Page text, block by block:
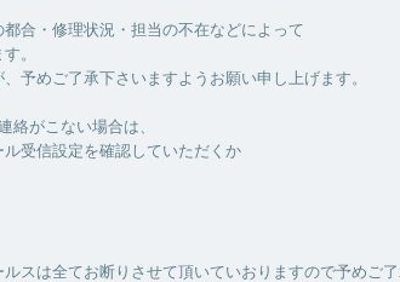
合・修理状況・担当の不在などによって
。
予めご了承下さいますようお願い申し上げます。
絡がこない場合は、
受信設定を確認していただくか
スは全てお断りさせて頂いていおりますので予めご了